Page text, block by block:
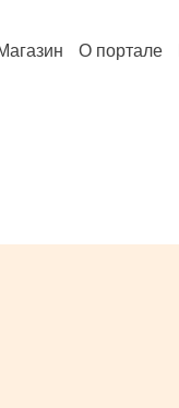
О портале